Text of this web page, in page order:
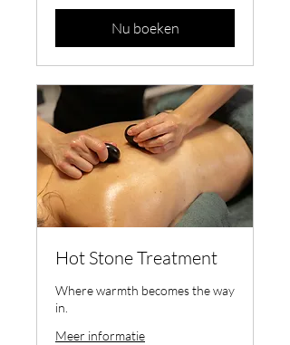
Nu boeken
Hot Stone Treatment
Where warmth becomes the way
in.
Meer informatie